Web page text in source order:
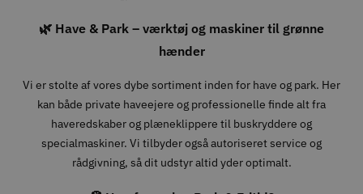
🌿 Have & Park – værktøj og maskiner til grønne
hænder
Vi er stolte af vores dybe sortiment inden for have og park. Her
kan både private haveejere og professionelle finde alt fra
haveredskaber og plæneklippere til buskryddere og
specialmaskiner. Vi tilbyder også autoriseret service og
rådgivning, så dit udstyr altid yder optimalt.